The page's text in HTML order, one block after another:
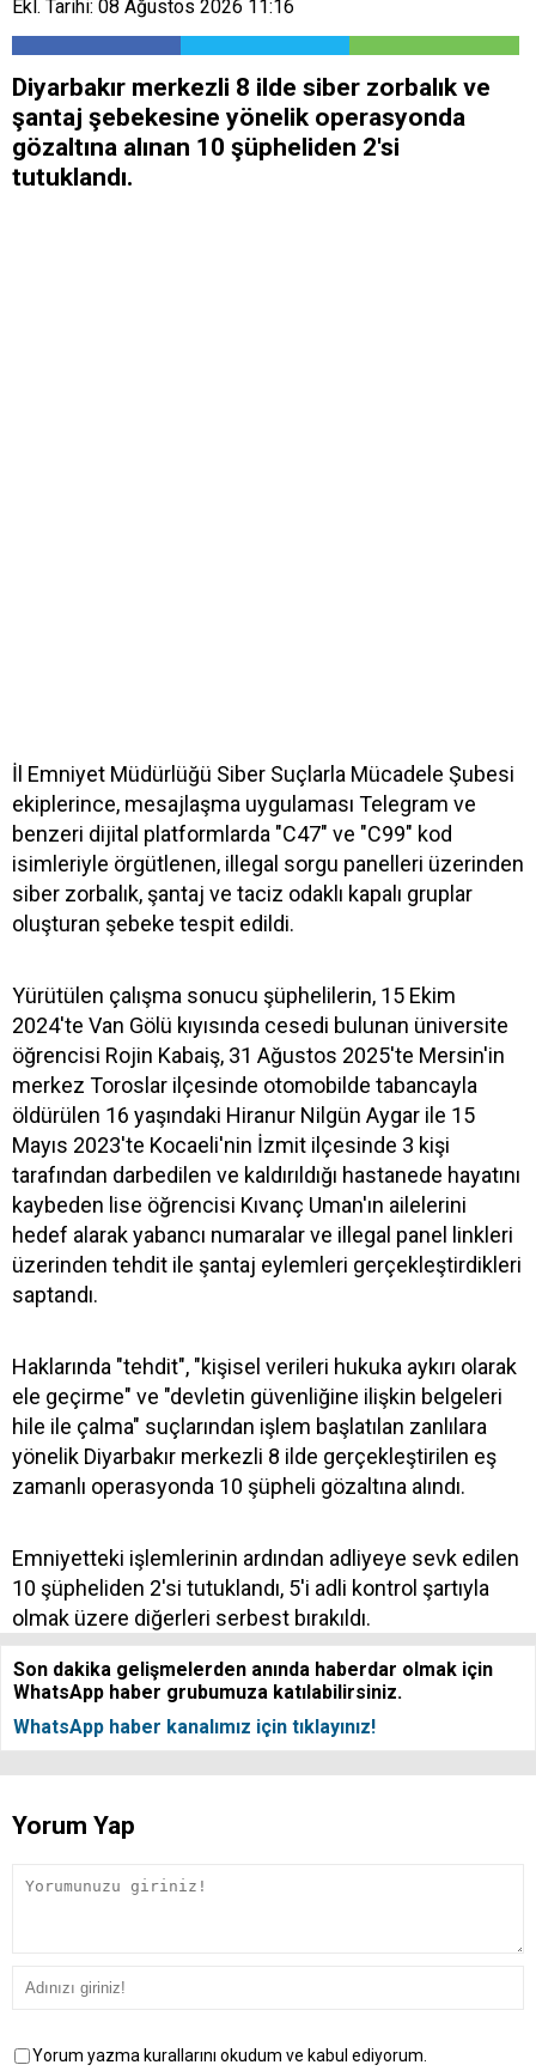
Ekl. Tarihi: 08 Ağustos 2026 11:16
Diyarbakır merkezli 8 ilde siber zorbalık ve
şantaj şebekesine yönelik operasyonda
gözaltına alınan 10 şüpheliden 2'si
tutuklandı.
İl Emniyet Müdürlüğü Siber Suçlarla Mücadele Şubesi
ekiplerince, mesajlaşma uygulaması Telegram ve
benzeri dijital platformlarda "C47" ve "C99" kod
isimleriyle örgütlenen, illegal sorgu panelleri üzerinden
siber zorbalık, şantaj ve taciz odaklı kapalı gruplar
oluşturan şebeke tespit edildi.
Yürütülen çalışma sonucu şüphelilerin, 15 Ekim
2024'te Van Gölü kıyısında cesedi bulunan üniversite
öğrencisi Rojin Kabaiş, 31 Ağustos 2025'te Mersin'in
merkez Toroslar ilçesinde otomobilde tabancayla
öldürülen 16 yaşındaki Hiranur Nilgün Aygar ile 15
Mayıs 2023'te Kocaeli'nin İzmit ilçesinde 3 kişi
tarafından darbedilen ve kaldırıldığı hastanede hayatını
kaybeden lise öğrencisi Kıvanç Uman'ın ailelerini
hedef alarak yabancı numaralar ve illegal panel linkleri
üzerinden tehdit ile şantaj eylemleri gerçekleştirdikleri
saptandı.
Haklarında "tehdit", "kişisel verileri hukuka aykırı olarak
ele geçirme" ve "devletin güvenliğine ilişkin belgeleri
hile ile çalma" suçlarından işlem başlatılan zanlılara
yönelik Diyarbakır merkezli 8 ilde gerçekleştirilen eş
zamanlı operasyonda 10 şüpheli gözaltına alındı.
Emniyetteki işlemlerinin ardından adliyeye sevk edilen
10 şüpheliden 2'si tutuklandı, 5'i adli kontrol şartıyla
olmak üzere diğerleri serbest bırakıldı.
Son dakika gelişmelerden anında haberdar olmak için
WhatsApp haber grubumuza katılabilirsiniz.
WhatsApp haber kanalımız için tıklayınız!
Yorum Yap
Yorum yazma kurallarını okudum ve kabul ediyorum.